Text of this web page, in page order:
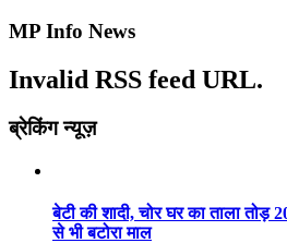
MP Info News
Invalid RSS feed URL.
ब्रेकिंग न्यूज़
बेटी की शादी, चोर घर का ताला
से भी बटोरा माल